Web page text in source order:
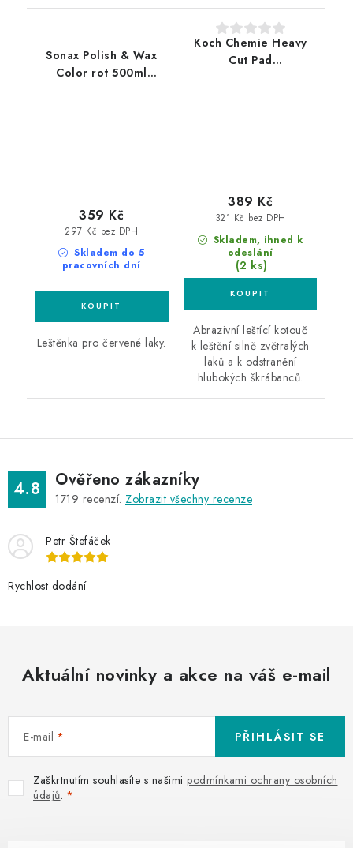
Sonax Polish & Wax
Color rot 500ml
Skladem do 5
pracovních dní
297 Kč bez DPH
359 Kč
Leštěnka pro červené laky.
Koch Chemie Heavy
Cut Pad
Skladem, ihned k
odeslání
(2 ks)
321 Kč bez DPH
389 Kč
Abrazivní leštící kotouč
k leštění silně zvětralých
laků a k odstranění
hlubokých škrábanců.
4.8 Ověřeno zákazníky
1719 recenzí. Zobrazit všechny recenze
Petr Štefáček
Rychlost dodání
Aktuální novinky a akce na váš e-mail
E-mail
Zaškrtnutím souhlasíte s našimi podmínkami ochrany osobních
údajů.
PŘIHLÁSIT SE